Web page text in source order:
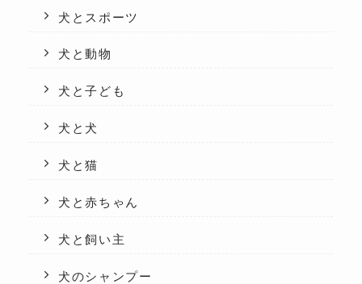
犬とスポーツ
犬と動物
犬と子ども
犬と犬
犬と猫
犬と赤ちゃん
犬と飼い主
犬のシャンプー